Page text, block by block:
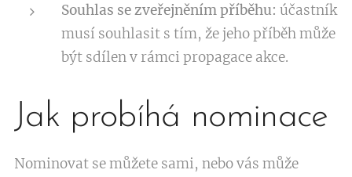
Souhlas se zveřejněním příběhu: účastník
musí souhlasit s tím, že jeho příběh může
být sdílen v rámci propagace akce.
Jak probíhá nominace
Nominovat se můžete sami, nebo vás může